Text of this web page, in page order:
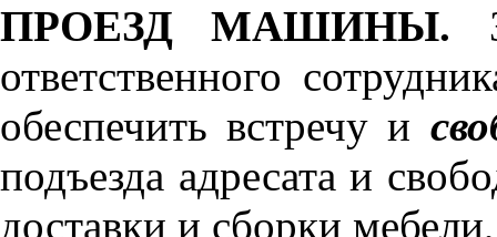
ПРОЕЗД МАШИНЫ.
ответственного
обеспечить встречу и
подъезда адресата и
доставки и сборки